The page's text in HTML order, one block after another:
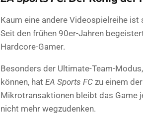
Kaum eine andere Videospielreihe ist
Seit den frühen 90er-Jahren
Hardcore-Gamer.
Besonders der Ultimate-Team-
können, hat EA Sports FC zu einem
Mikrotransaktionen bleibt das Game
nicht mehr wegzudenken.